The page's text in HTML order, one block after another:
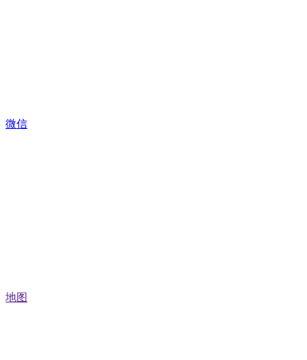
微信
地图